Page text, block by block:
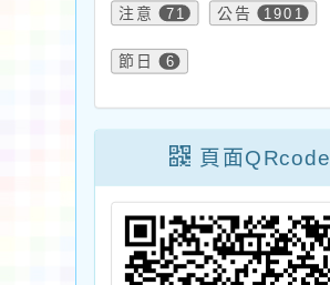
注意 71 公告 1901
節日 6
頁面QRcode